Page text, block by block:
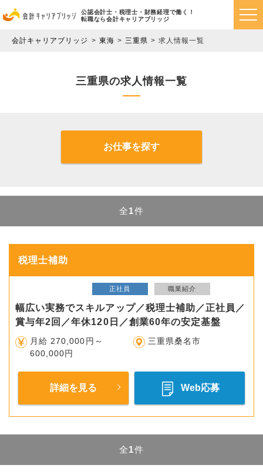
公認会計士・税理士・財務経理で働く！
転職なら会計キャリアブリッジ
会計キャリアブリッジ 東海 三重県 求人情報一覧
三重県の求人情報一覧
お仕事を探す
全1件
税理士補助
正社員 職業紹介
幅広い実務でスキルアップ／税理士補助／正社員／
賞与年2回／年休120日／創業60年の安定基盤
月給 270,000円～
600,000円
三重県桑名市
詳細を見る Web応募
全1件